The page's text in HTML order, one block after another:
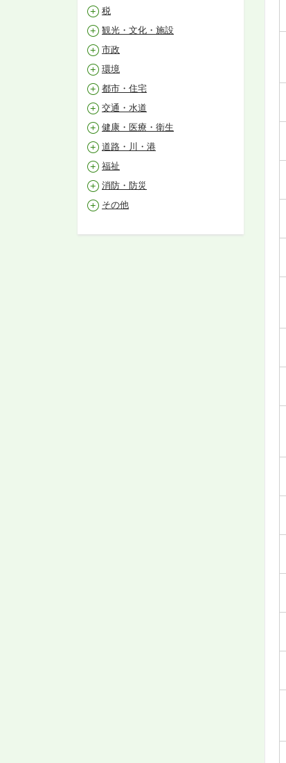
税
観光・文化・施設
市政
環境
都市・住宅
交通・水道
健康・医療・衛生
道路・川・港
福祉
消防・防災
その他